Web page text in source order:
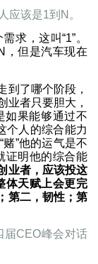
应该是1到N。
求，这叫“1”。
，但是汽车现在
到了哪个阶段，
者只要胆大，
如果能够通过不
个人的综合能力
”他的运气是不
证明他的综合能
业者，应该投这
体天赋上会更完
第二，韧性；第
届CEO峰会对话